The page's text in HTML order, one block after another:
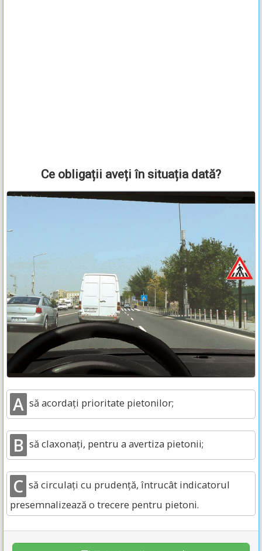
Ce obligații aveți în situația dată?
A să acordați prioritate pietonilor;
B să claxonați, pentru a avertiza pietonii;
C să circulați cu prudență, întrucât indicatorul
presemnalizează o trecere pentru pietoni.